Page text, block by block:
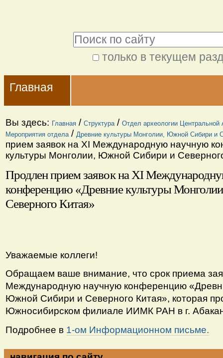
содержимому.
Перейти
навигации
только в текущем
поиск
Navigation
Главная
Вы здесь: Главная / Структура / Отдел археологии Центральной
Мероприятия отдела / Древние культуры Монголии, Южной Сибири и
прием заявок на XI Международную научную
культуры Монголии, Южной Сибири и
Продлен прием заявок на XI
конференцию «Древние культуры
Северного Китая»
Уважаемые коллеги!
Обращаем ваше внимание, что срок приема
Международную научную конференцию
Южной Сибири и Северного Китая», которая
Южносибирском филиале ИИМК РАН в г.
Подробнее в 1-ом Информационном письме.